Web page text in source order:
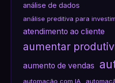
análise de dados
análise preditiva para
atendimento ao cliente
aumentar
aumento de vendas
automação com IA